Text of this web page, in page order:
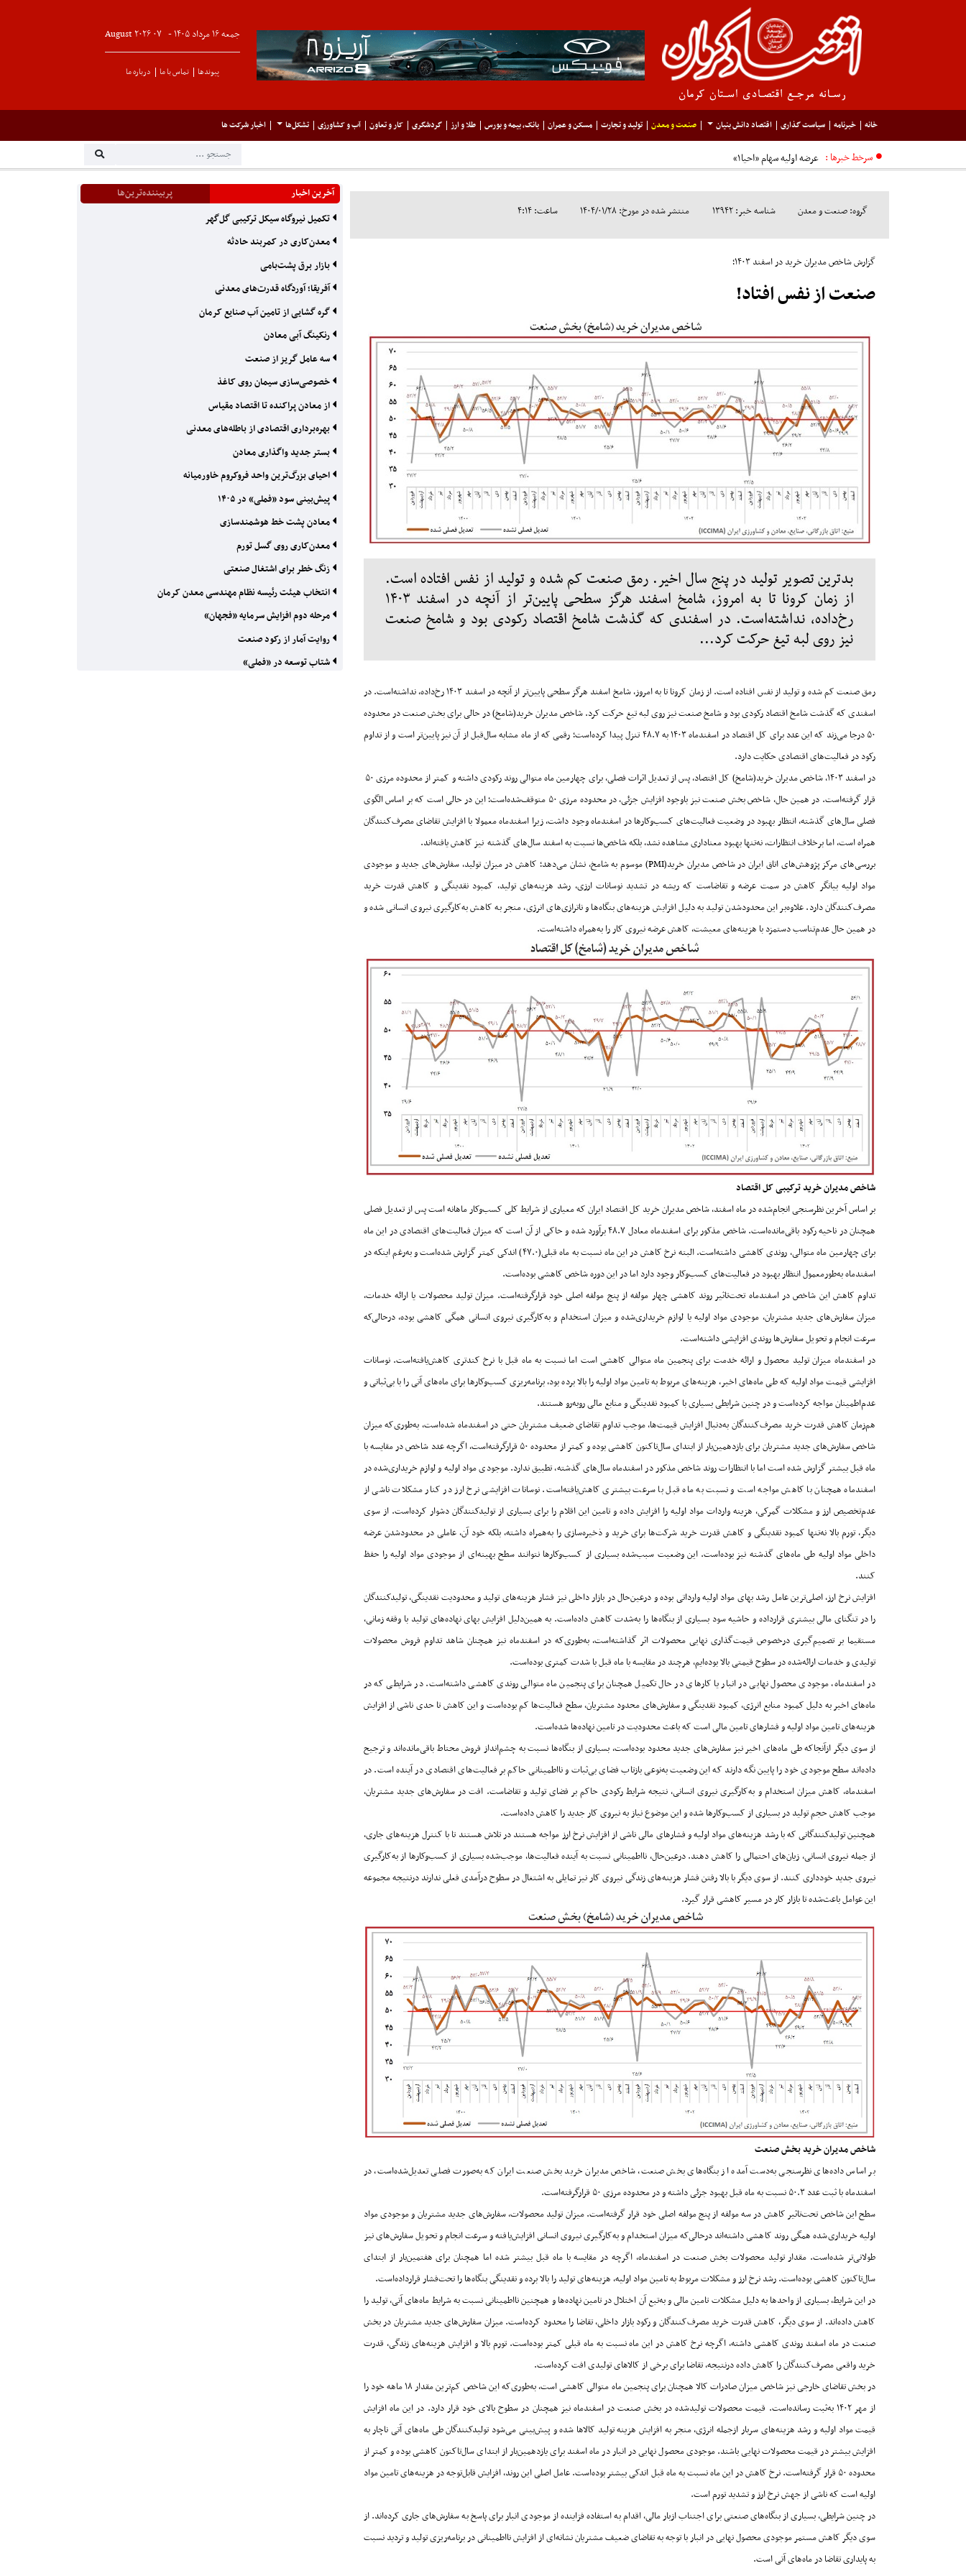
جمعه ۱۶ مرداد ۱۴۰۵ - ۰۷August۲۰۲۶
پیوندها تماس با ما درباره ما
خانه خبرنامه سیاست گذاری اقتصاد دانش بنیان صنعت و معدن تولید و تجارت مسکن و عمران بانک، بیمه و بورس طلا و ارز گردشگری کار و تعاون آب و کشاورزی تشکل‌ها اخبار شرکت ها
سرخط خبرها :
گروه: صنعت و معدن شناسه خبر: ۱۳۹۴۲ منتشر شده در مورخ: ۱۴۰۴/۰۱/۲۸ ساعت: ۴:۱۴
گزارش شاخص مدیران خرید در اسفند ۱۴۰۳‌؛
صنعت از نفس افتاد!
بدترین تصویر تولید در پنج سال اخیر. رمق صنعت کم شده و تولید از نفس افتاده است.
از زمان کرونا تا به امروز، شامخ اسفند هرگز سطحی پایین‌تر از آنچه در اسفند ۱۴۰۳
رخ‌داده، نداشته‌است. در اسفندی که گذشت شامخ اقتصاد رکودی بود و شامخ صنعت
نیز روی لبه تیغ حرکت کرد...
رمق صنعت کم شده و تولید از نفس افتاده است. از زمان کرونا تا به امروز، شامخ اسفند هرگز سطحی پایین‌تر از آنچه در اسفند ۱۴۰۳رخ‌داده، نداشته‌است. در
اسفندی که گذشت شامخ اقتصاد رکودی بود و شامخ صنعت نیز روی لبه تیغ حرکت کرد. شاخص مدیران خرید(شامخ) در حالی برای بخش صنعت در محدوده
۵۰درجا می‌زند که این عدد برای کل اقتصاد در اسفندماه۱۴۰۳به۴۸.۷تنزل پیدا کرده‌است؛ رقمی که از ماه‏‏‏‏‌ مشابه سال‌قبل از آن نیز پایین‌تر است و از تداوم
رکود در فعالیت‌های اقتصادی حکایت دارد.
در اسفند۱۴۰۳، شاخص مدیران خرید(شامخ) کل اقتصاد، پس از تعدیل اثرات فصلی، برای چهارمین ماه متوالی روند رکودی داشته و کمتر از محدوده مرزی۵۰
قرار گرفته‌است. در همین حال، شاخص بخش صنعت نیز باوجود افزایش جزئی، در محدوده مرزی۵۰ متوقف‌شده‌است؛ این در حالی است که بر اساس الگوی
فصلی سال‌های گذشته، انتظار بهبود در وضعیت فعالیت‌های کسب‌وکارها در اسفندماه وجود داشت، زیرا اسفندماه معمولا با افزایش تقاضای مصرف‌کنندگان
همراه است، اما برخلاف انتظارات، نه‌‌‌‌‌تنها بهبود معناداری مشاهده نشد، بلکه شاخص‌ها نسبت به اسفند سال‌های گذشته نیز کاهش‌ یافته‌‌‌‌‌اند.
بررسی‌‌‌‌‌های مرکز پژوهش‌های اتاق ایران در شاخص مدیران خرید(PMI)
موسوم به شامخ، نشان می‌دهد؛ کاهش در میزان تولید، سفارش‌های جدید و موجودی
مواد اولیه بیانگر کاهش در سمت عرضه و تقاضاست که ریشه در تشدید نوسانات ارزی، رشد هزینه‌های تولید، کمبود نقدینگی و کاهش قدرت خرید
مصرف‌کنندگان دارد. علاوه‌بر این محدود‌شدن تولید به دلیل افزایش هزینه‌های بنگاه‌ها و ناترازی‌‌‌‌‌های انرژی، منجر به کاهش به‌کارگیری نیروی انسانی شده و
در همین حال عدم‌تناسب دستمزد با هزینه‌های معیشت، کاهش عرضه نیروی کار را به‌همراه داشته‌است.
شاخص مدیران خرید ترکیبی کل اقتصاد
بر اساس آخرین نظرسنجی انجام‌شده در ماه اسفند، شاخص مدیران خرید کل اقتصاد ایران که معیاری از شرایط کلی کسب‌وکار ماهانه است پس از تعدیل فصلی
همچنان در ناحیه رکود باقی‌مانده‌است. شاخص مذکور برای اسفندماه معادل ۴۸.۷ برآورد شده و حاکی از آن است که میزان فعالیت‌های اقتصادی در این ماه
برای چهارمین ماه متوالی، روندی کاهشی داشته‌است. البته نرخ کاهش در این ماه نسبت به ماه قبلی(۴۷.۰) اندکی کمتر گزارش شده‌است و به‌رغم اینکه در
اسفندماه به‌‌‌‌‌طورمعمول انتظار بهبود در فعالیت‌های کسب‌وکار وجود دارد اما در این دوره شاخص کاهشی بوده‌است.
تداوم کاهش این شاخص در اسفندماه تحت‌تاثیر روند کاهشی چهار مولفه از پنج مولفه اصلی خود قرارگرفته‌است. میزان تولید محصولات یا ارائه خدمات،
میزان سفارش‌های جدید مشتریان، موجودی مواد اولیه یا لوازم خریداری‌شده و میزان استخدام و به‌کارگیری نیروی انسانی همگی کاهشی بوده، درحالی‌که
سرعت انجام و تحویل سفارش‌ها روندی افزایشی داشته‌است.
در اسفندماه میزان تولید محصول و ارائه خدمت برای پنجمین ماه متوالی کاهشی است اما نسبت به ماه قبل با نرخ کندتری کاهش‌یافته‌است. نوسانات
افزایشی قیمت مواد اولیه که طی ماه‌های اخیر، هزینه‌های مربوط به تامین مواد اولیه را بالا برده بود، برنامه‌‌‌‌‌ریزی کسب‌وکارها برای ماه‌های آتی را با بی‌‌‌‌‌ثباتی و
عدم‌اطمینان مواجه کرده‌است و در چنین شرایطی بسیاری با کمبود نقدینگی و منابع مالی روبه‌رو هستند.
هم‌‌‌‌‌زمان کاهش قدرت خرید مصرف‌کنندگان به‌دنبال افزایش قیمت‌ها، موجب تداوم تقاضای ضعیف مشتریان حتی در اسفندماه شده‌است، به‌طوری‌که میزان
شاخص سفارش‌های جدید مشتریان برای یازدهمین‌بار از ابتدای سال‌تاکنون کاهشی بوده و کمتر از محدوده۵۰ قرارگرفته‌است، اگرچه عدد شاخص در مقایسه با
ماه قبل بیشتر گزارش شده است اما با انتظارات روند شاخص مذکور در اسفندماه سال‌های گذشته، تطبیق ندارد. موجودی مواد اولیه و لوازم خریداری‌شده در
اسفندماه همچنان با کاهش مواجه است و نسبت به ماه قبل با سرعت بیشتری کاهش‌یافته‌است. نوسانات افزایشی نرخ ارز در کنار مشکلات ناشی از
عدم‌تخصیص ارز و مشکلات گمرکی، هزینه واردات مواد اولیه را افزایش داده و تامین این اقلام را برای بسیاری از تولیدکنندگان دشوار کرده‌است. از سوی
دیگر، تورم بالا نه‌‌‌‌‌تنها کمبود نقدینگی و کاهش قدرت خرید شرکت‌ها برای خرید و ذخیره‌سازی را به‌همراه داشته، بلکه خود آن، عاملی در محدود‌شدن عرضه
داخلی مواد اولیه طی ماه‌های گذشته نیز بوده‌است. این وضعیت سبب‌شده بسیاری از کسب‌وکارها نتوانند سطح بهینه‌‌‌‌‌ای از موجودی مواد اولیه را حفظ
کنند.
افزایش نرخ ارز، اصلی‌ترین عامل رشد بهای مواد اولیه وارداتی بوده و درعین‌‌‌‌‌حال در بازار داخلی نیز فشار هزینه‌های تولید و محدودیت نقدینگی، تولیدکنندگان
را در تنگنای مالی بیشتری قرارداده و حاشیه سود بسیاری از بنگاه‌ها را به‌‌‌‌‌شدت کاهش داده‌است. به همین‌دلیل افزایش بهای نهاده‌‌‌‌‌های تولید با وقفه زمانی،
مستقیما بر تصمیم‌گیری درخصوص قیمت‌گذاری نهایی محصولات اثر گذاشته‌است، به‌طوری‌که در اسفندماه نیز همچنان شاهد تداوم فروش محصولات
تولیدی و خدمات ارائه‌شده در سطوح قیمتی بالا بوده‌‌‌‌‌ایم، هرچند در مقایسه با ماه قبل با شدت کمتری بوده‌است.
در اسفندماه، موجودی محصول نهایی در انبار یا کارهای در حال تکمیل همچنان برای پنجمین ماه متوالی روندی کاهشی داشته‌است. در شرایطی که در
ماه‌های اخیر به دلیل کمبود منابع انرژی، کمبود نقدینگی و سفارش‌های محدود مشتریان، سطح فعالیت‌ها کم بوده‌است و این کاهش تا حدی ناشی از افزایش
هزینه‌های تامین مواد اولیه و فشارهای تامین مالی است که باعث محدودیت در تامین نهاده‌‌‌‌‌ها شده‌است.
از سوی دیگر ازآنجاکه طی ماه‌های اخیر نیز سفارش‌های جدید محدود بوده‌است، بسیاری از بنگاه‌ها نسبت به چشم‌‌‌‌‌انداز فروش محتاط باقی‌مانده‌‌‌‌‌اند و ترجیح
داده‌اند سطح موجودی خود را پایین نگه دارند که این وضعیت به‌‌‌‌‌نوعی بازتاب فضای بی‌‌‌‌‌ثبات و نااطمینانی حاکم بر فعالیت‌های اقتصادی در آینده است. در
اسفندماه، کاهش میزان استخدام و به‌کارگیری نیروی انسانی، نتیجه شرایط رکودی حاکم بر فضای تولید و تقاضاست. افت در سفارش‌های جدید مشتریان،
موجب کاهش حجم تولید در بسیاری از کسب‌وکارها شده و این موضوع نیاز به نیروی کار جدید را کاهش داده‌است.
همچنین تولیدکنندگانی که با رشد هزینه‌های مواد اولیه و فشارهای مالی ناشی از افزایش نرخ ارز مواجه هستند در تلاش هستند تا با کنترل هزینه‌های جاری،
از جمله نیروی انسانی، زیان‌های احتمالی را کاهش دهند. درعین‌‌‌‌‌حال، نااطمینانی نسبت به آینده فعالیت‌ها، موجب‌شده بسیاری از کسب‌وکارها از به‌کارگیری
نیروی جدید خودداری کنند. از سوی دیگر با بالا رفتن فشار هزینه‌های زندگی نیروی کار نیز تمایلی به اشتغال در سطوح درآمدی فعلی ندارند درنتیجه مجموعه
این عوامل باعث‌شده تا بازار کار در مسیر کاهشی قرار گیرد.
شاخص مدیران خرید بخش صنعت
بر اساس داده‌های نظرسنجی به‌دست آمده از بنگاه‌های بخش صنعت، شاخص مدیران خرید بخش صنعت ایران که به‌صورت فصلی تعدیل‌شده‌است، در
اسفندماه با ثبت عدد ۵۰.۳ نسبت به ماه قبل بهبود جزئی داشته و در محدوده مرزی ۵۰ قرارگرفته‌است
.
سطح این شاخص تحت‌تاثیر کاهش در سه مولفه از پنج مولفه اصلی خود قرار گرفته‌است. میزان تولید محصولات، سفارش‌های جدید مشتریان و موجودی مواد
اولیه خریداری‌شده همگی روند کاهشی داشته‌اند درحالی‌که میزان استخدام و به‌کارگیری نیروی انسانی افزایش‌یافته و سرعت انجام و تحویل سفارش‌های نیز
طولانی‌‌‌‌‌تر شده‌است. مقدار تولید محصولات بخش صنعت در اسفندماه، اگرچه در مقایسه با ماه قبل بیشتر شده اما همچنان برای هفتمین‌بار از ابتدای
سال‌تاکنون کاهشی بوده‌است. رشد نرخ ارز و مشکلات مربوط به تامین مواد اولیه، هزینه‌های تولید را بالا برده و نقدینگی بنگاه‌ها را تحت‌‌‌‌‌فشار قرارداده‌است.
در این شرایط، بسیاری از واحدها به دلیل مشکلات تامین مالی و به‌‌‌‌‌تبع آن اختلال در تامین نهاده‌‌‌‌‌ها و همچنین نااطمینانی نسبت به شرایط ماه‌های آتی، تولید را
کاهش داده‌اند. از سوی دیگر، کاهش قدرت خرید مصرف‌کنندگان و رکود بازار داخلی، تقاضا را محدود کرده‌است. میزان سفارش‌های جدید مشتریان در بخش
صنعت در ماه اسفند روندی کاهشی داشته، اگرچه نرخ کاهش در این ماه نسبت به ماه قبلی کمتر بوده‌است. تورم بالا و افزایش هزینه‌های زندگی، قدرت
خرید واقعی مصرف‌کنندگان را کاهش داده درنتیجه، تقاضا برای برخی از کالاهای تولیدی افت کرده‌است.
در بخش تقاضای خارجی نیز شاخص میزان صادرات کالا همچنان برای پنجمین ماه متوالی کاهشی است، به‌طوری‌که این شاخص کم‌ترین مقدار ۱۸ ماهه خود را
از مهر ۱۴۰۲ به‌ثبت رسانده‌است. قیمت محصولات تولیدشده در بخش صنعت در اسفندماه نیز همچنان در سطوح بالای خود قرار دارد. در این ماه افزایش
قیمت مواد اولیه و رشد هزینه‌های سربار ازجمله انرژی، منجر به افزایش هزینه تولید کالاها شده و پیش‌بینی می‌شود تولیدکنندگان طی ماه‌های آتی ناچار به
افزایش بیشتر در قیمت محصولات نهایی باشند. موجودی محصول نهایی در انبار در ماه اسفند برای یازدهمین‌بار از ابتدای سال‌تاکنون کاهشی بوده و کمتر از
محدوده۵۰ قرار گرفته‌است. نرخ کاهش در این ماه نسبت به ماه قبل اندکی بیشتر بوده‌است. عامل اصلی این روند، افزایش قابل‌‌‌‌‌توجه در هزینه‌های تامین مواد
اولیه است که ناشی از جهش نرخ ارز و تشدید تورم است.
در چنین شرایطی، بسیاری از بنگاه‌های صنعتی برای اجتناب از‌بار مالی، اقدام به استفاده فزاینده از موجودی انبار برای پاسخ به سفارش‌های جاری کرده‌اند. از
سوی دیگر کاهش مستمر موجودی محصول نهایی در انبار با توجه به تقاضای ضعیف مشتریان نشانه‌‌‌‌‌ای از افزایش نااطمینانی در برنامه‌‌‌‌‌ریزی تولید و تردید نسبت
به پایداری تقاضا در ماه‌های آتی است.
آخرین اخبار
پربیننده‌ترین‌ها
تکمیل نیروگاه سیکل ترکیبی گل‌گهر
معدن‌کاری در کمربند حادثه
بازار برق پشت‌بامی
آفریقا؛ آوردگاه قدرت‌های معدنی
گره گشایی از تامین آب صنایع کرمان
رنکینگ آبی معادن
سه عامل گریز از صنعت
خصوصی‌سازی سیمان روی کاغذ
از معادن پراکنده تا اقتصاد مقیاس
بهره‌برداری اقتصادی از باطله‌های معدنی
بستر جدید واگذاری معادن
احیای بزرگ‌ترین واحد فروکروم خاورمیانه
پیش‌بینی سود «فملی» در ۱۴۰۵
معادن پشت خط هوشمندسازی
معدن‌کاری روی گسل تورم
زنگ خطر برای اشتغال صنعتی
انتخاب هیئت رئیسه نظام مهندسی معدن کرمان
مرحله دوم افزایش سرمایه «فجهان»
روایت آمار از رکود صنعت
شتاب توسعه در «فملی»